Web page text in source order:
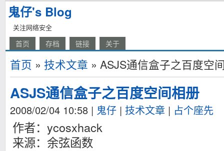
鬼仔's Blog
关注网络安全
首页 存档 链接 关于
首页 » 技术文章 » ASJS通信盒子之百度空
ASJS通信盒子之百度空间相册
2008/02/04 10:58 | 鬼仔 | 技术文章 | 占个座先
作者：ycosxhack
来源：余弦函数